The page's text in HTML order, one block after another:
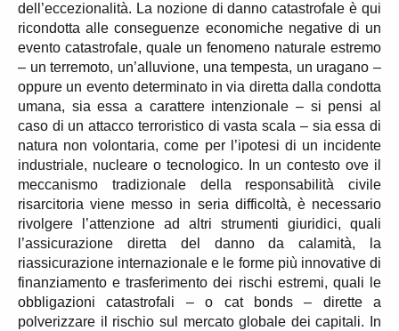
dell’eccezionalità. La nozione di danno catastrofale è qui
ricondotta alle conseguenze economiche negative di un
evento catastrofale, quale un fenomeno naturale estremo
– un terremoto, un’alluvione, una tempesta, un uragano –
oppure un evento determinato in via diretta dalla condotta
umana, sia essa a carattere intenzionale – si pensi al
caso di un attacco terroristico di vasta scala – sia essa di
natura non volontaria, come per l’ipotesi di un incidente
industriale, nucleare o tecnologico. In un contesto ove il
meccanismo tradizionale della responsabilità civile
risarcitoria viene messo in seria difficoltà, è necessario
rivolgere l’attenzione ad altri strumenti giuridici, quali
l’assicurazione diretta del danno da calamità, la
riassicurazione internazionale e le forme più innovative di
finanziamento e trasferimento dei rischi estremi, quali le
obbligazioni catastrofali – o cat bonds – dirette a
polverizzare il rischio sul mercato globale dei capitali. In